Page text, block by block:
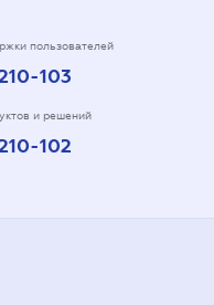
пользователей
103
и решений
102